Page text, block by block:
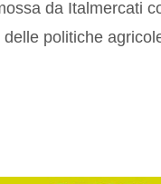
da Italmercati
politiche